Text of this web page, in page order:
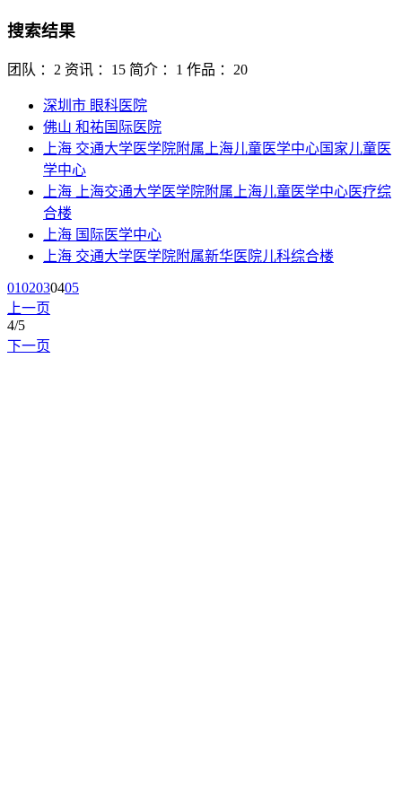
搜索结果
团队 ：2 资讯 ：15 简介 ：1 作品 ：20
深圳市 眼科医院
佛山 和祐国际医院
上海 交通大学医学院附属上海儿童医学中心国家儿童医
学中心
上海 上海交通大学医学院附属上海儿童医学中心医疗综
合楼
上海 国际医学中心
上海 交通大学医学院附属新华医院儿科综合楼
0102030405
上一页
4/5
下一页